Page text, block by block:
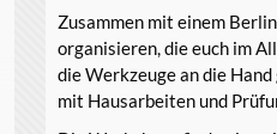
Zusammen mit einem
organisieren, die euch im
die Werkzeuge an die
mit Hausarbeiten und